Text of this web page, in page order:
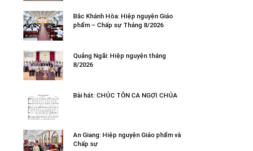
Bắc Khánh Hòa: Hiệp nguyện Giáo
phẩm – Chấp sự Tháng 8/2026
Quảng Ngãi: Hiệp nguyện tháng
8/2026
Bài hát: CHÚC TÔN CA NGỢI CHÚA
An Giang: Hiệp nguyện Giáo phẩm và
Chấp sự